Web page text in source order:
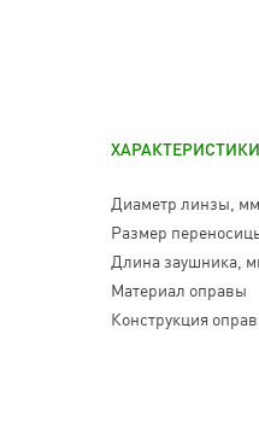
Диаметр линзы, мм
Размер
Длина заушника,
Материал оправы
Конструкция